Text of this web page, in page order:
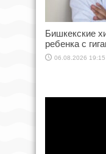
Бишкекские
ребенка с
06.08.2026 19:15